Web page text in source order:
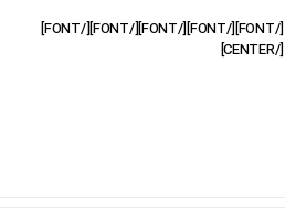
[/FONT][/FONT][/FONT][/FONT][/FONT]
[/CENTER]